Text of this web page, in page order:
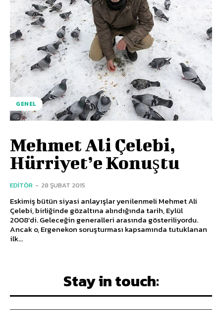
GENEL
Mehmet Ali Çelebi,
Hürriyet’e Konuştu
EDITÖR - 28 ŞUBAT 2015
Eskimiş bütün siyasi anlayışlar yenilenmeli Mehmet Ali
Çelebi, birliğinde gözaltına alındığında tarih, Eylül
2008’di. Geleceğin generalleri arasında gösteriliyordu.
Ancak o, Ergenekon soruşturması kapsamında tutuklanan
ilk...
Stay in touch: